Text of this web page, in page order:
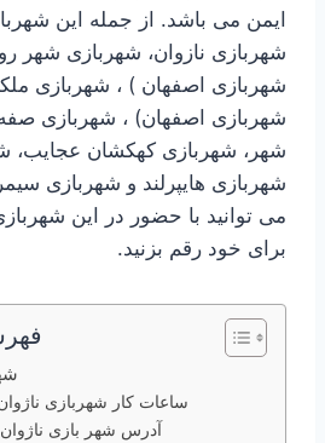
ایمن می باشد. از جمله این
شهربازی نازوان، شهربازی شهر
شهربازی اصفهان ) ، شهربازی
شهربازی اصفهان) ، شهربازی
شهر، شهربازی کهکشان عجایب،
شهربازی هایپرلند و شهربازی
می توانید با حضور در این
برای خود رقم بزنید.
ساعات کار شهربازی
آدرس شهر بازی